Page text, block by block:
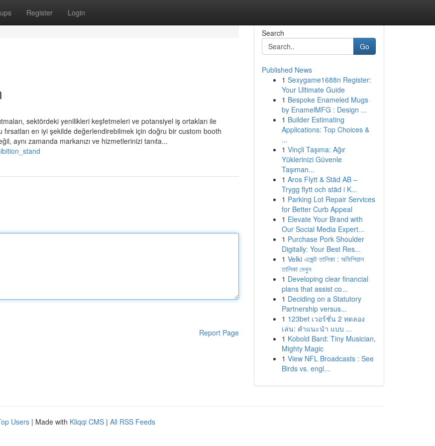
Register Login
sektördeki yenilikleri keşfetmeleri ve potansiyel iş ortakları ile
en iyi şekilde değerlendirebilmek için doğru bir custom booth
aynı zamanda markanızı ve hizmetlerinizi tanıta...
Report Page
Search
Go
Published News
1 Sexygame1688n Register:
Your Ultimate Guide
1 Bespoke Enameled Mugs
by EnamelMFG : Design ...
1 Builder Estimating
Applications: Top Choices &
...
1 Vinçli Taşıma: Ağır
Yüklerinizi Güvenle
Taşıman...
1 Aros Flytt & Städ AB –
Trygg flytt och städ i K...
1 Parking Lot Repair Services
for Better Curb Appeal
1 Elevate Your Brand with
Our Social Media Expert...
1 Purchase Pork Shoulder
Digitally: Your Best Res...
1 Velki এজেন্ট তালিকা : অফিশিয়াল
তালিকা দেখুন
1 Developing clear financial
plans that assist co...
1 Deciding on a Statutory
Partnership versus...
1 123bet เวอร์ชั่น 2 ทดลอง
เล่น: คำแนะนำ แบบ ...
1 Kobold Bard: Tiny Musician,
Mighty Magic
1 View NFL Broadcasts : See
Birds vs. engl...
Users | Made with Kliqqi CMS | All RSS Feeds